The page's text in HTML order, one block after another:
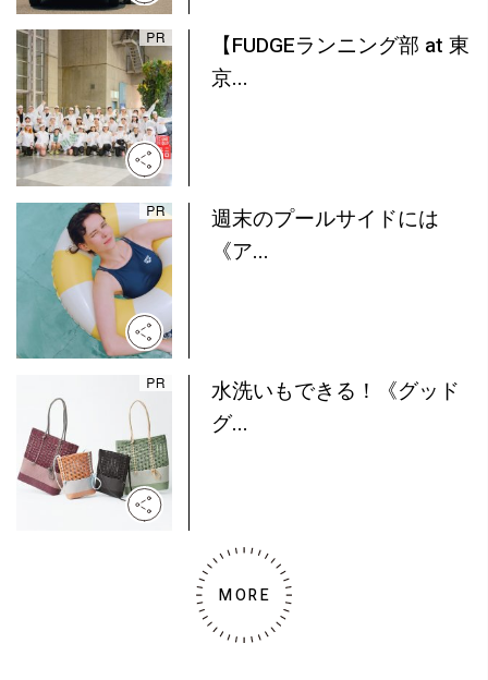
【FUDGEランニング部 at 東
京...
週末のプールサイドには
《ア...
水洗いもできる！《グッド
グ...
MORE